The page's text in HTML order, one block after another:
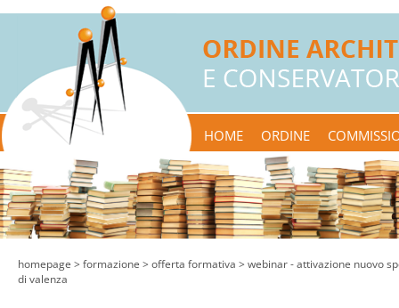
HOME ORDINE
homepage > formazione > offerta formativa > webinar - attivazione nuovo
di valenza